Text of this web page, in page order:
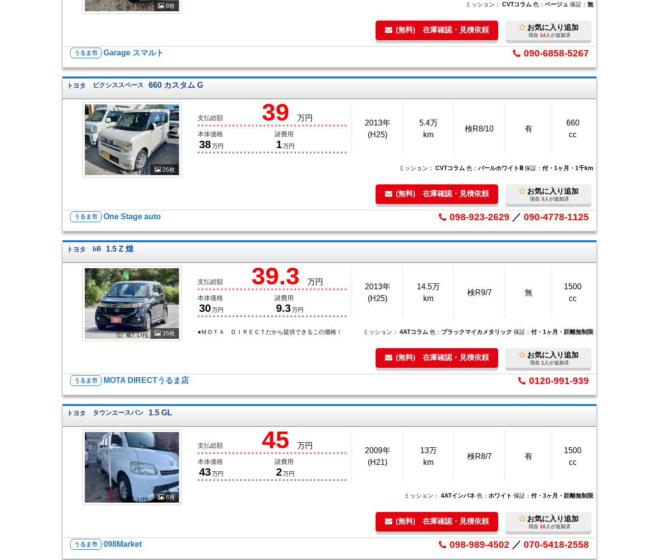
8枚 ミッション： CVTコラム 色： ベージュ 保証： 無
(無料) 在庫確認・見積依頼 お気に入り追加
現在 14人が追加済
うるま市 Garage スマルト 090-6858-5267
トヨタ ピクシススペース 660 カスタム G
26枚
支払総額 39 万円
本体価格
38万円
諸費用
1万円
2013年
(H25)
5.4万
km
検R8/10 有
660
cc
ミッション： CVTコラム 色： パールホワイトⅢ 保証： 付・1ヶ月・1千km
(無料) 在庫確認・見積依頼 お気に入り追加
現在 3人が追加済
うるま市 One Stage auto 098-923-2629 ／ 090-4778-1125
トヨタ bB 1.5 Z 煌
35枚
支払総額 39.3 万円
本体価格
30万円
諸費用
9.3万円
2013年
(H25)
14.5万
km
検R9/7 無
1500
cc
●ＭＯＴＡ ＤＩＲＥＣＴだから提供できるこの価格！ ミッション： 4ATコラム 色： ブラックマイカメタリック 保証： 付・1ヶ月・距離無制限
(無料) 在庫確認・見積依頼 お気に入り追加
現在 1 人が追加済
うるま市 MOTA DIRECTうるま店 0120-991-939
トヨタ タウンエースバン 1.5 GL
8枚
支払総額 45 万円
本体価格
43万円
諸費用
2万円
2009年
(H21)
13万
km
検R8/7 有
1500
cc
ミッション： 4ATインパネ 色： ホワイト 保証： 付・3ヶ月・距離無制限
(無料) 在庫確認・見積依頼 お気に入り追加
現在 10人が追加済
うるま市 098Market 098-989-4502 ／ 070-5418-2558